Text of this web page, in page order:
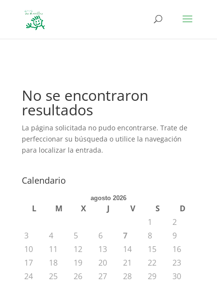
No se encontraron
resultados
La página solicitada no pudo encontrarse. Trate de
perfeccionar su búsqueda o utilice la navegación
para localizar la entrada.
Calendario
agosto 2026
L M X J V S
D
1
2
3
4 5 6 7 8
9
10
11 12 13 14 15
16
17
18 19 20 21 22
23
24
25 26 27 28 29
30